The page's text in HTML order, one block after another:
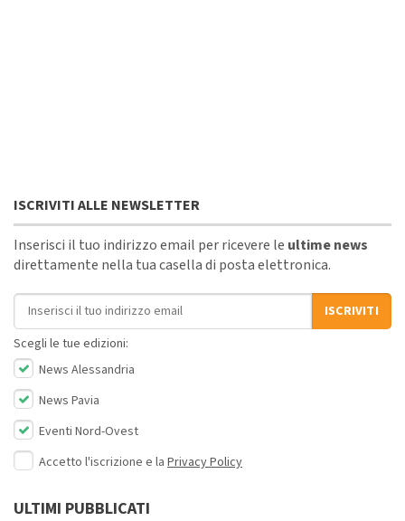
ISCRIVITI ALLE NEWSLETTER
Inserisci il tuo indirizzo email per ricevere le ultime news
direttamente nella tua casella di posta elettronica.
Indirizzo email
ISCRIVITI
Scegli le tue edizioni:
News Alessandria
News Pavia
Eventi Nord-Ovest
Accetto l'iscrizione e la Privacy Policy
ULTIMI PUBBLICATI